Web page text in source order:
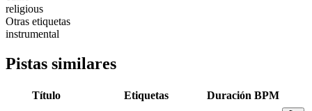
religious
Otras etiquetas
instrumental
Pistas similares
Título Etiquetas Duración BPM